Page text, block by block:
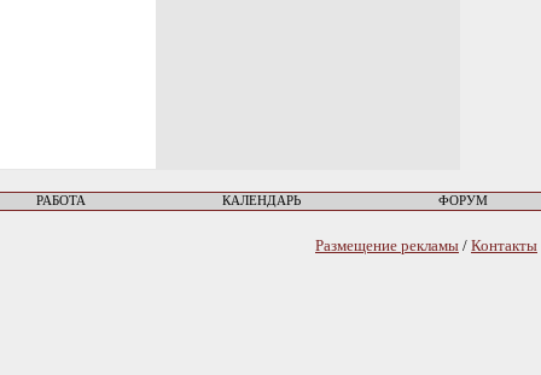
РАБОТА КАЛЕНДАРЬ ФОРУМ
Размещение рекламы / Контакты